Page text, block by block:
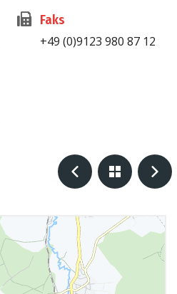
Faks
+49 (0)9123 980 87 12